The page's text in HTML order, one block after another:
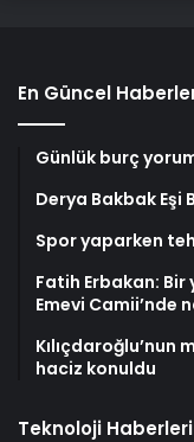
En Güncel
Günlük burç
Derya Bakbak Eşi
Spor yaparken
Fatih Erbakan: Bir
Emevi Camii’nde
Kılıçdaroğlu’nun
haciz konuldu
Teknoloji Haberleri